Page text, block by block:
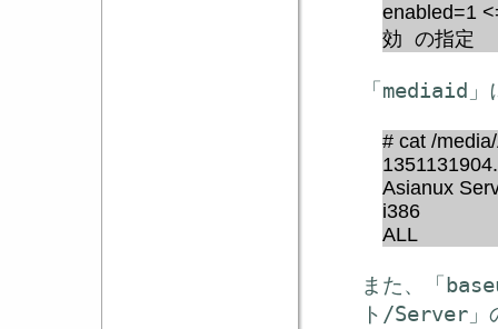
enabled=1
効 の指定
「mediaid」
# cat /
Asianux
i386
ALL
また、「
ト/Server」